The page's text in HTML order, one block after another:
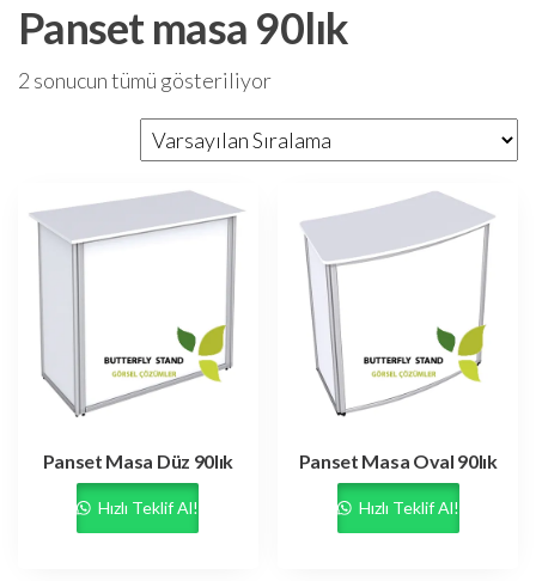
Panset masa 90lık
2 sonucun tümü gösteriliyor
Panset Masa Düz 90lık
Hızlı Teklif Al!
Panset Masa Oval 90lık
Hızlı Teklif Al!